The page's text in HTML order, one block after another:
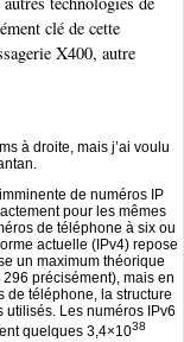
clé de cette
X400, autre
à droite, mais j’ai voulu
de numéros IP
pour les mêmes
de téléphone à six ou
actuelle (IPv4) repose
un maximum théorique
précisément), mais en
de téléphone, la structure
Les numéros IPv6
quelques 3,4×1038